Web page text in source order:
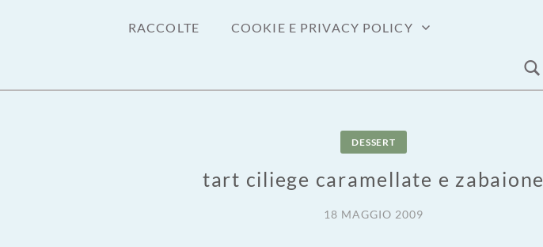
RACCOLTE COOKIE E PRIVACY POLICY
DESSERT
tart ciliege caramellate e zabaione
18 MAGGIO 2009